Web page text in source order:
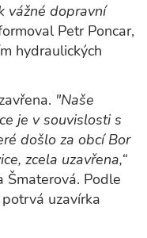
vážné dopravní
Petr Poncar,
hydraulických
"Naše
je v souvislosti s
došlo za obcí Bor
zcela uzavřena,“
Šmaterová. Podle
uzavírka